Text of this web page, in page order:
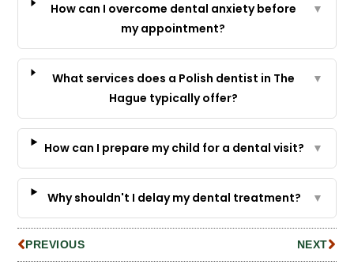
How can I overcome dental anxiety before
my appointment?
▼
What services does a Polish dentist in The
Hague typically offer?
▼
How can I prepare my child for a dental visit? ▼
Why shouldn't I delay my dental treatment? ▼
PREVIOUS NEXT